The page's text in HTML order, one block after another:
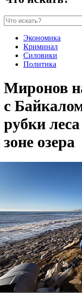
Экономика
Криминал
Силовики
Политика
Миронов
с
рубки
зоне озера